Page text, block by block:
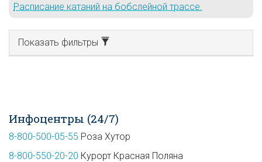
Расписание катаний на бобслейной трассе.
Показать фильтры
Инфоцентры (24/7)
8-800-500-05-55 Роза Хутор
8-800-550-20-20 Курорт Красная Поляна